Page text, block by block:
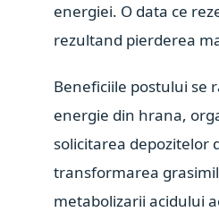
energiei. O data ce
rezultand pierderea
Beneficiile postului se
energie din hrana,
solicitarea depozitelor
transformarea
metabolizarii acidului